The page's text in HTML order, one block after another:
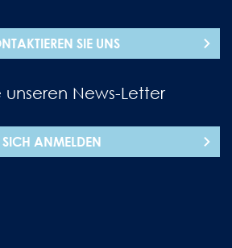
SIE UNS
News-Letter
SICH ANMELDEN